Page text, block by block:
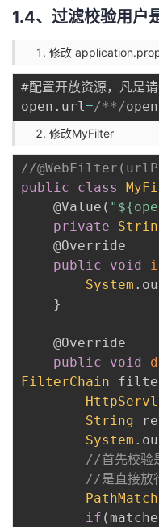
1.4、过滤校验用户
修改
#配置开放资源，凡是
open . url=/**/open
修改MyFilter
//
public
class
@Value (
private
@Override
public
void
System .
}
@Override
public
void
FilterChain
String
System .
//首先校验
//是直接放
if (